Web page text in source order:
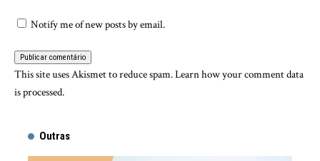
Notify me of new posts by email.
This site uses Akismet to reduce spam.Learn how your comment data
is processed.
Outras